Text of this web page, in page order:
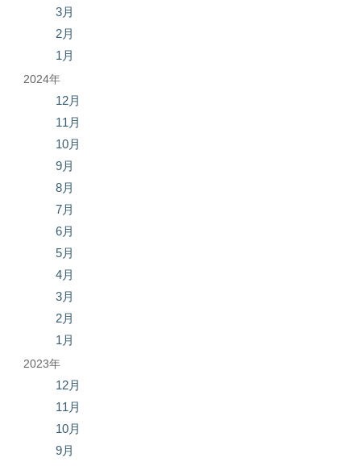
3月
2月
1月
2024年
12月
11月
10月
9月
8月
7月
6月
5月
4月
3月
2月
1月
2023年
12月
11月
10月
9月